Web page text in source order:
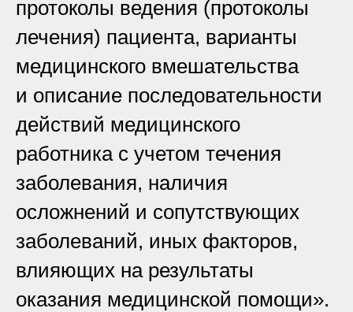
протоколы ведения (протоколы
лечения) пациента, варианты
медицинского вмешательства
и описание последовательности
действий медицинского
работника с учетом течения
заболевания, наличия
осложнений и сопутствующих
заболеваний, иных факторов,
влияющих на результаты
оказания медицинской помощи».